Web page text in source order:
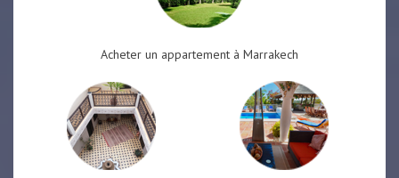
Acheter un appartement à Marrakech